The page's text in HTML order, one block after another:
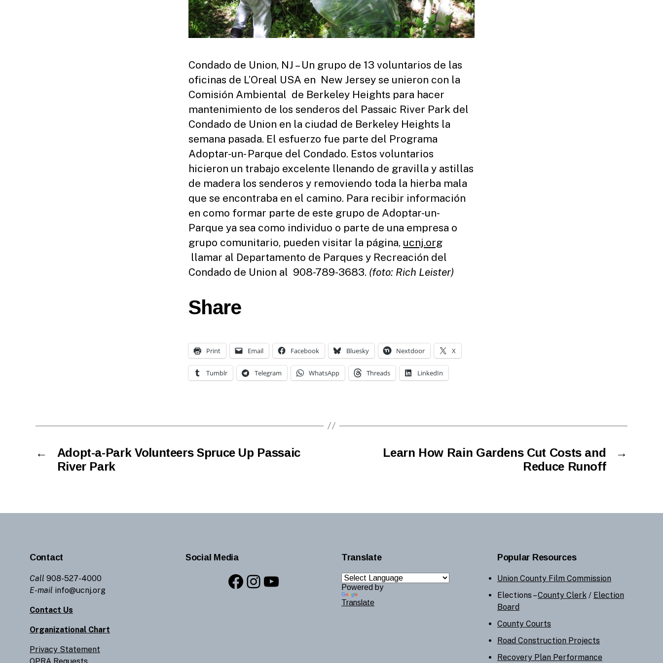
Condado de Union, NJ – Un grupo de 13 voluntarios de las
oficinas de L’Oreal USA en New Jersey se unieron con la
Comisión Ambiental de Berkeley Heights para hacer
mantenimiento de los senderos del Passaic River Park del
Condado de Union en la ciudad de Berkeley Heights la
semana pasada. El esfuerzo fue parte del Programa
Adoptar-un- Parque del Condado. Estos voluntarios
hicieron un trabajo excelente llenando de gravilla y astillas
de madera los senderos y removiendo toda la hierba mala
que se encontraba en el camino. Para recibir información
en como formar parte de este grupo de Adoptar-un-
Parque ya sea como individuo o parte de una empresa o
grupo comunitario, pueden visitar la página, ucnj.org
llamar al Departamento de Parques y Recreación del
Condado de Union al 908-789-3683. (foto: Rich Leister)
Share
Print Email Facebook Bluesky Nextdoor X
Tumblr Telegram WhatsApp Threads LinkedIn
←
Adopt-a-Park Volunteers Spruce Up Passaic
River Park
→
Learn How Rain Gardens Cut Costs and
Reduce Runoff
Contact
Call 908-527-4000
E-mail info@ucnj.org
Contact Us
Organizational Chart
Privacy Statement
Social Media
Facebook
Instagram
YouTube
Translate
Powered by
Translate
Popular Resources
Union County Film Commission
Elections –County Clerk / Election
Board
County Courts
Road Construction Projects
Recovery Plan Performance